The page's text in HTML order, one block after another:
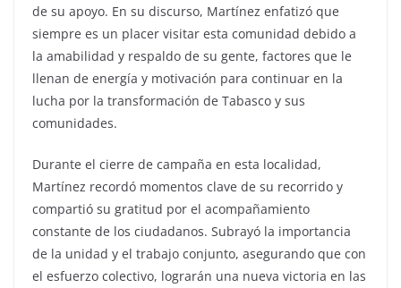
de su apoyo. En su discurso, Martínez enfatizó que
siempre es un placer visitar esta comunidad debido a
la amabilidad y respaldo de su gente, factores que le
llenan de energía y motivación para continuar en la
lucha por la transformación de Tabasco y sus
comunidades.
Durante el cierre de campaña en esta localidad,
Martínez recordó momentos clave de su recorrido y
compartió su gratitud por el acompañamiento
constante de los ciudadanos. Subrayó la importancia
de la unidad y el trabajo conjunto, asegurando que con
el esfuerzo colectivo, lograrán una nueva victoria en las